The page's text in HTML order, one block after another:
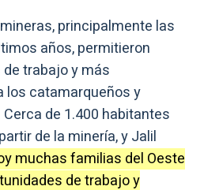
principalmente las
años, permitieron
trabajo y más
los catamarqueños y
de 1.400 habitantes
de la minería, y Jalil
muchas familias del Oeste
de trabajo y